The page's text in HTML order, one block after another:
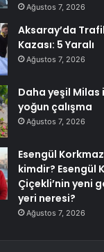
Ağustos 7, 2026
Aksaray’da
Kazası: 5 Yaralı
Ağustos 7, 2026
Daha yeşil Milas
yoğun çalışma
Ağustos 7, 2026
Esengül
kimdir? Esengül
Çiçekli’nin yeni
yeri neresi?
Ağustos 7, 2026